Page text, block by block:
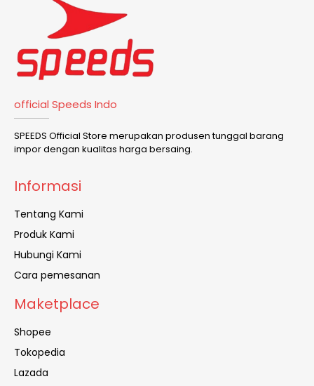
official Speeds Indo
SPEEDS Official Store merupakan produsen tunggal barang
impor dengan kualitas harga bersaing.
Informasi
Tentang Kami
Produk Kami
Hubungi Kami
Cara pemesanan
Maketplace
Shopee
Tokopedia
Lazada